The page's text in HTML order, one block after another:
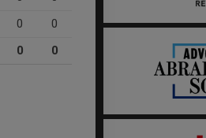
0
0
0 0